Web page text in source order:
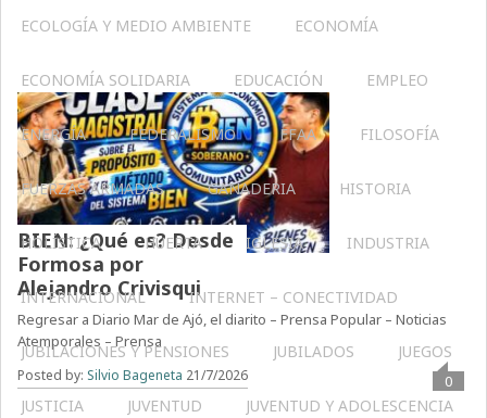
ECOLOGÍA Y MEDIO AMBIENTE ECONOMÍA
ECONOMÍA SOLIDARIA EDUCACIÓN EMPLEO
ENERGÍA FEDERALISMO FFAA FILOSOFÍA
FUERZAS ARMADAS GANADERIA HISTORIA
HOLÍSTICA HUERTA IGLESIA INDUSTRIA
INTERNACIONAL INTERNET – CONECTIVIDAD
JUBILACIONES Y PENSIONES JUBILADOS JUEGOS
JUSTICIA JUVENTUD JUVENTUD Y ADOLESCENCIA
BIEN: ¿Qué es? Desde
Formosa por
Alejandro Crivisqui
Regresar a Diario Mar de Ajó, el diarito – Prensa Popular – Noticias
Atemporales – Prensa
Posted by: Silvio Bageneta 21/7/2026 0